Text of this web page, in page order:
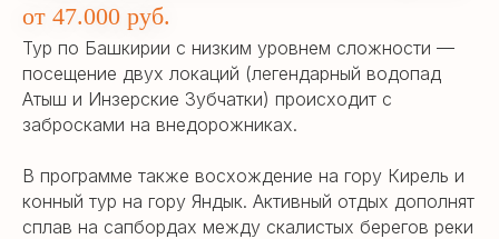
от 47.000 руб.
Тур по Башкирии с низким уровнем сложности —
посещение двух локаций (легендарный водопад
Атыш и Инзерские Зубчатки) происходит с
забросками на внедорожниках.
В программе также восхождение на гору Кирель и
конный тур на гору Яндык. Активный отдых дополнят
сплав на сапбордах между скалистых берегов реки